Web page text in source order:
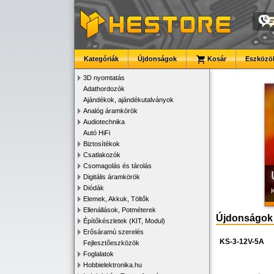
Kategóriák Újdonságok Kosár
3D nyomtatás
Adathordozók
Ajándékok, ajándékutalványok
Analóg áramkörök
Audiotechnika
Autó HiFi
Biztosítékok
Csatlakozók
Csomagolás és tárolás
Digitális áramkörök
Diódák
Elemek, Akkuk, Töltők
Ellenállások, Potméterek
Építőkészletek (KIT, Modul)
Erősáramú szerelés
Fejlesztőeszközök
Foglalatok
Hobbielektronika.hu
Újdonságok
KS-3-12V-5A